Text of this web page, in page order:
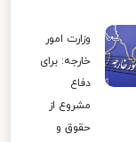
وزارت امور
خارجه: برای
دفاع
مشروع از
حقوق و